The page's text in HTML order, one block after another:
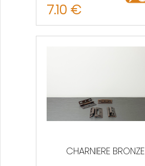
7.10 €
CHARNIERE BRONZE